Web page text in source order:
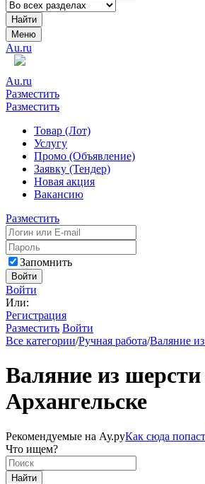
Найти
Меню
Au.ru
Au.ru
Разместить
Разместить
Товар (Лот)
Услугу
Промо (Объявление)
Заявку (Тендер)
Новая акция
Вакансию
Разместить
Запомнить
Войти
Войти
Или:
Регистрация
Разместить Войти
Все категории/Ручная работа/Валяние
Валяние из
Архангельске
Рекомендуемые на Ау.руКак сюда
Что ищем?
Найти